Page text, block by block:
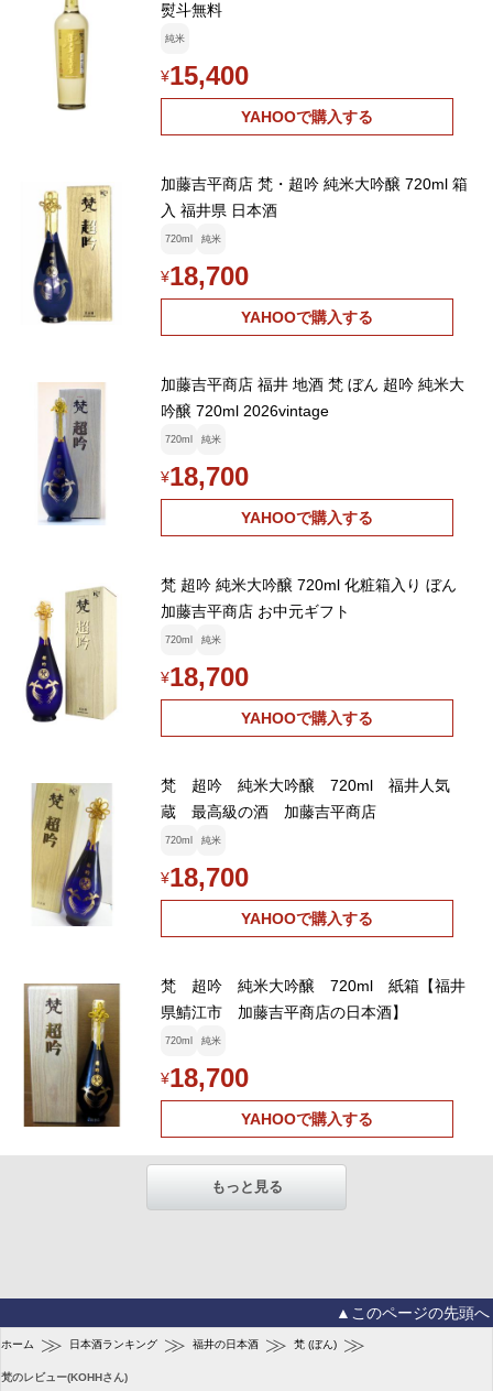
熨斗無料
純米
¥15,400
YAHOOで購入する
加藤吉平商店 梵・超吟 純米大吟醸 720ml 箱
入 福井県 日本酒
720ml 純米
¥18,700
YAHOOで購入する
加藤吉平商店 福井 地酒 梵 ぼん 超吟 純米大
吟醸 720ml 2026vintage
720ml 純米
¥18,700
YAHOOで購入する
梵 超吟 純米大吟醸 720ml 化粧箱入り ぼん
加藤吉平商店 お中元ギフト
720ml 純米
¥18,700
YAHOOで購入する
梵 超吟 純米大吟醸 720ml 福井人気
蔵 最高級の酒 加藤吉平商店
720ml 純米
¥18,700
YAHOOで購入する
梵 超吟 純米大吟醸 720ml 紙箱【福井
県鯖江市 加藤吉平商店の日本酒】
720ml 純米
¥18,700
YAHOOで購入する
もっと見る
▲このページの先頭へ
ホーム ≫ 日本酒ランキング ≫ 福井の日本酒 ≫ 梵 (ぼん) ≫
梵のレビュー(KOHHさん)